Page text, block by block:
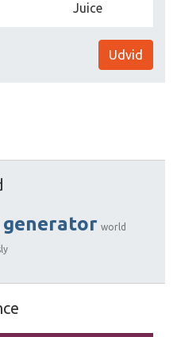
Juice
Udvid
generator world